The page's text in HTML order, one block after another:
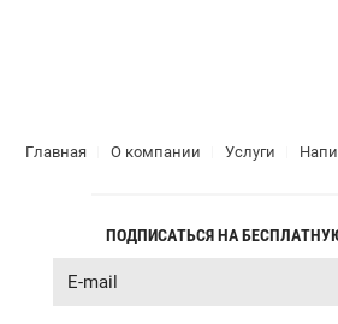
Главная О компании Услуги
ПОДПИСАТЬСЯ НА